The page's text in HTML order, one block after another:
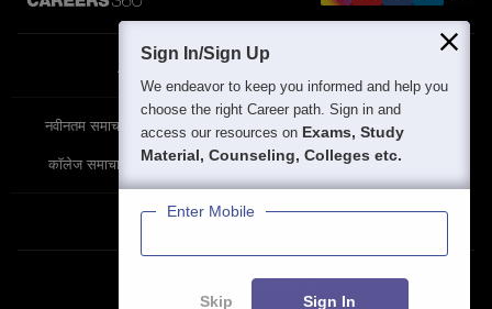
About Contact Us Site Map
नवीनतम समाचार विशेष समाचार परीक्षा समाचार
कॉलेज समाचार
Privacy Policy Terms & Condition
Sign In/Sign Up
We endeavor to keep you informed and help you
choose the right Career path. Sign in and
access our resources on Exams, Study
Material, Counseling, Colleges etc.
Enter Mobile
Skip Sign In